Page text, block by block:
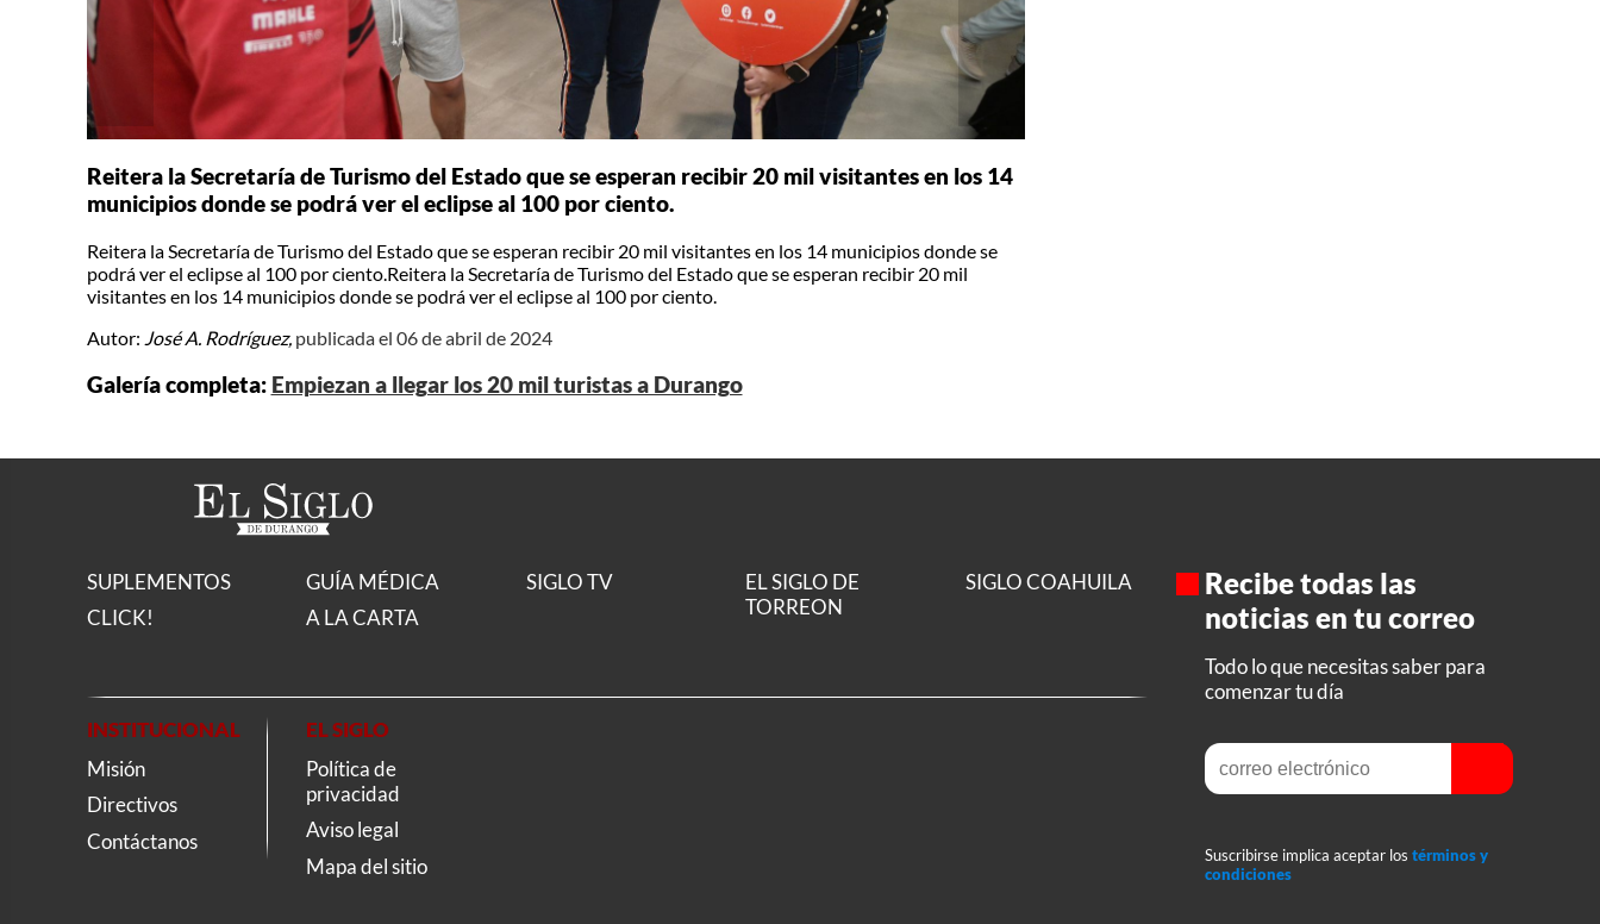
Reitera la Secretaría de Turismo del Estado que se esperan recibir 20 mil visitantes en los 14
municipios donde se podrá ver el eclipse al 100 por ciento.
Reitera la Secretaría de Turismo del Estado que se esperan recibir 20 mil visitantes en los 14 municipios donde se
podrá ver el eclipse al 100 por ciento.Reitera la Secretaría de Turismo del Estado que se esperan recibir 20 mil
visitantes en los 14 municipios donde se podrá ver el eclipse al 100 por ciento.
Autor: José A. Rodríguez, publicada el 06 de abril de 2024
Galería completa: Empiezan a llegar los 20 mil turistas a Durango
SUPLEMENTOS
CLICK!
GUÍA MÉDICA
A LA CARTA
SIGLO TV
EL SIGLO DE
TORREON
SIGLO COAHUILA
INSTITUCIONAL
Misión
Directivos
Contáctanos
EL SIGLO
Política de
privacidad
Aviso legal
Mapa del sitio
Recibe todas las
noticias en tu correo
Todo lo que necesitas saber para
comenzar tu día
Suscribirse implica aceptar los términos y
condiciones